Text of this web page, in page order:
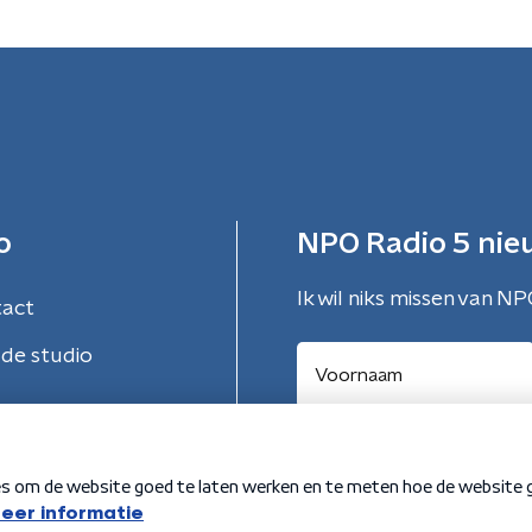
studio
NPO Radio 5
Ik wil niks missen van